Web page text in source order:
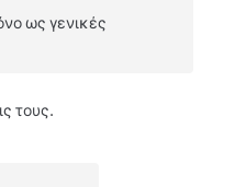
ως γενικές
τους.